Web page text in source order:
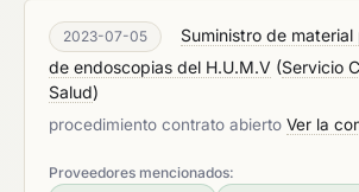
2023-07-05
Suministro de
de endoscopias del H.U.M.V (Servicio
Salud)
procedimiento contrato abierto Ver la
Proveedores mencionados: